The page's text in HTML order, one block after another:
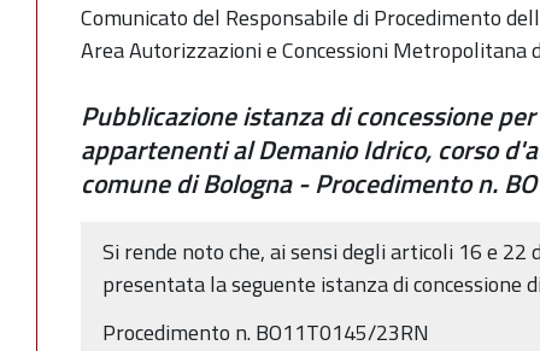
Comunicato del Responsabile di Procedimento
Area Autorizzazioni e Concessioni Metropolitana
Pubblicazione istanza di concessione
appartenenti al Demanio Idrico, corso
comune di Bologna - Procedimento n.
Si rende noto che, ai sensi degli articoli 16 e 22
presentata la seguente istanza di concessione
Procedimento n. BO11T0145/23RN